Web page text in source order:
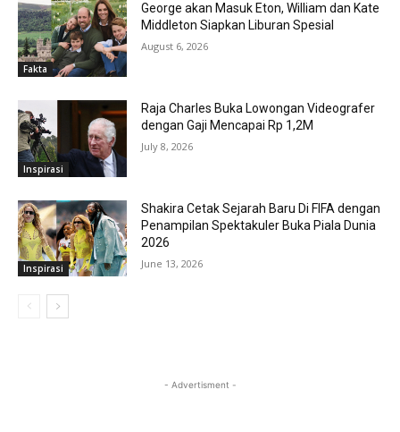
Fakta
George akan Masuk Eton, William dan Kate
Middleton Siapkan Liburan Spesial
August 6, 2026
Inspirasi
Raja Charles Buka Lowongan Videografer
dengan Gaji Mencapai Rp 1,2M
July 8, 2026
Inspirasi
Shakira Cetak Sejarah Baru Di FIFA dengan
Penampilan Spektakuler Buka Piala Dunia
2026
June 13, 2026
- Advertisment -